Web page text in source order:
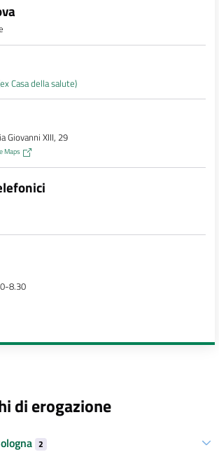
Casa della salute)
Giovanni XIII, 29
Maps
8.30
di erogazione
2